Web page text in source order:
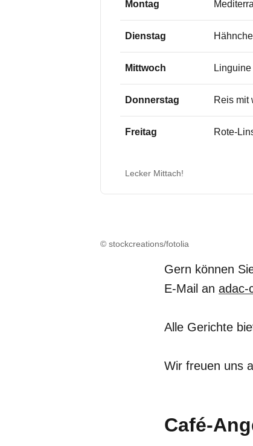
Montag
Dienstag
Mittwoch
Donnerstag Reis mit
Freitag Rote-
Lecker Mittach!
© stockcreations/fotolia
Gern können
E-Mail an adac-
Alle Gerichte
Wir freuen uns
Café-